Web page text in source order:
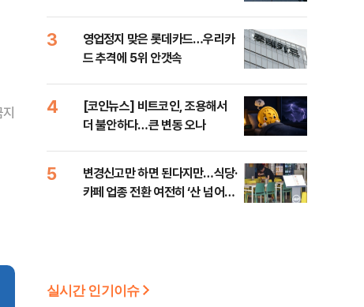
3
영업정지 맞은 롯데카드…우리카
드 추격에 5위 안갯속
4
[코인뉴스] 비트코인, 조용해서
더 불안하다…큰 변동 오나
5
변경신고만 하면 된다지만…식당·
카페 업종 전환 여전히 ‘산 넘어